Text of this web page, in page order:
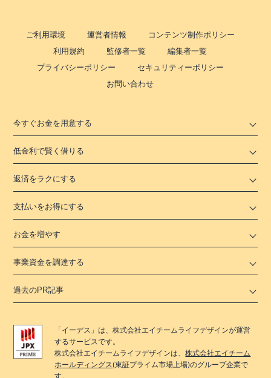
ご利用環境 運営者情報
コンテンツ制作ポリシー
利用規約
監修者一覧
編集者一覧
プライバシーポリシー
セキュリティーポリシー
お問い合わせ
今すぐお金を用意する
低金利で賢く借りる
返済をラクにする
支払いをお得にする
お金を増やす
事業資金を調達する
過去のPR記事
「 イーデス 」は、株式会社エイチームライフデザインが運営
するサービスです。
株式会社エイチームライフデザインは、株式会社エイチーム
ホールディングス(東証プライム市場上場)のグループ企業で
す。